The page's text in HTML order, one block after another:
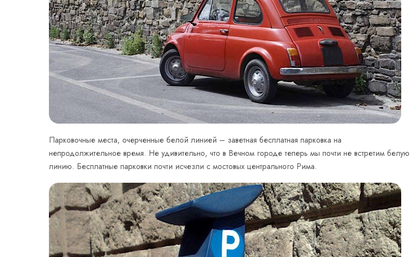
Парковочные места, очерченные белой линией – заветная бесплатная парковка на
непродолжительное время. Не удивительно, что в Вечном городе теперь мы почти не встретим белую
линию. Бесплатные парковки почти исчезли с мостовых центрального Рима.